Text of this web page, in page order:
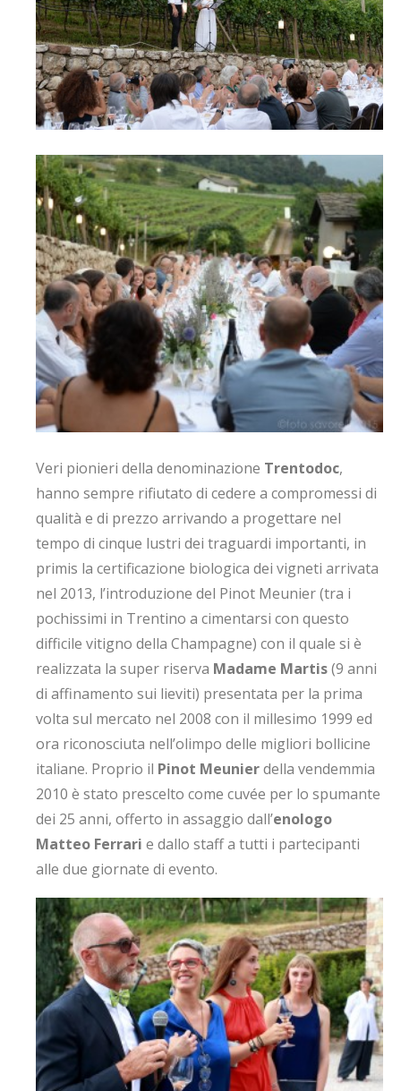
Veri pionieri della denominazione Trentodoc,
hanno sempre rifiutato di cedere a compromessi di
qualità e di prezzo arrivando a progettare nel
tempo di cinque lustri dei traguardi importanti, in
primis la certificazione biologica dei vigneti arrivata
nel 2013, l’introduzione del Pinot Meunier (tra i
pochissimi in Trentino a cimentarsi con questo
difficile vitigno della Champagne) con il quale si è
realizzata la super riserva Madame Martis(9 anni
di affinamento sui lieviti) presentata per la prima
volta sul mercato nel 2008 con il millesimo 1999 ed
ora riconosciuta nell’olimpo delle migliori bollicine
italiane. Proprio il Pinot Meunierdella vendemmia
2010 è stato prescelto come cuvée per lo spumante
dei 25 anni, offerto in assaggio dall’enologo
Matteo Ferrari e dallo staff a tutti i partecipanti
alle due giornate di evento.